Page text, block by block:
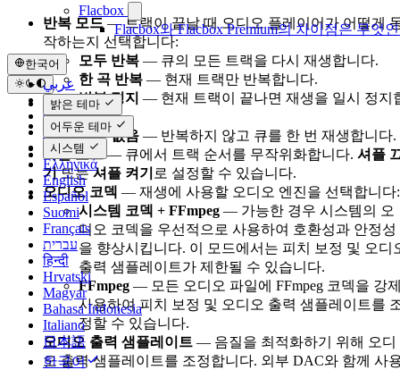
Flacbox
Flacbox와 Flacbox Premium의 차이점은 무엇
한국어
عربي
Català
Čeština
Dansk
Deutsch
Ελληνικά
English
Español
Suomi
Français
עברית
हिन्दी
Hrvatski
Magyar
Bahasa Indonesia
Italiano
日本語
한국어
밝은 테마
어두운 테마
시스템
반복 모드 — 트랙이 끝날 때 오디오 플레이어가 어떻게
작하는지 선택합니다:
모두 반복 — 큐의 모든 트랙을 다시 재생합니다.
한 곡 반복 — 현재 트랙만 반복합니다.
반복 정지 — 현재 트랙이 끝나면 재생을 일시 정지
니다.
반복 없음 — 반복하지 않고 큐를 한 번 재생합니다.
셔플 모드
— 큐에서 트랙 순서를 무작위화합니다. 셔플
기또는셔플 켜기 로 설정할 수 있습니다.
오디오 코덱 — 재생에 사용할 오디오 엔진을 선택합니다:
시스템 코덱 + FFmpeg — 가능한 경우 시스템의 오
디오 코덱을 우선적으로 사용하여 호환성과 안정성
을 향상시킵니다. 이 모드에서는 피치 보정 및 오디
출력 샘플레이트가 제한될 수 있습니다.
FFmpeg — 모든 오디오 파일에 FFmpeg 코덱을 강
사용하여 피치 보정 및 오디오 출력 샘플레이트를
정할 수 있습니다.
오디오 출력 샘플레이트 — 음질을 최적화하기 위해 오디
오 출력 샘플레이트를 조정합니다. 외부 DAC와 함께 사